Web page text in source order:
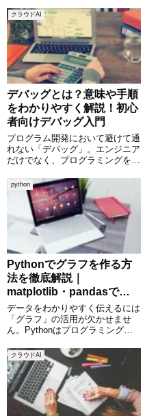
クラウドAI
デバッグとは？意味や手順
をわかりやすく解説！初心
者向けデバッグ入門
プログラム開発において避けて通
れない「デバッグ」。エンジニア
だけでなく、プログラミングを学
す。デバッグを適切に行うこと
で、プログラムの不具合を修正
し、より安定した動作を実現でき
ます。しかし、「デバッグって
何？」
python
Pythonでグラフを作る方
法を徹底解説｜
matplotlib・pandasで視
覚化をマスター
データをわかりやすく伝えるには
「グラフ」の活用が欠かせませ
ん。Pythonはプログラミング初
成もシンプルなコードで実現でき
ます。本記事では、Pythonでグ
ラフを作るための代表的なライブ
ラリ「matplotli
クラウドAI